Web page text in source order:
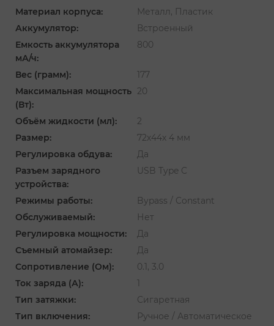
Материал корпуса:
Металл, Пластик
Аккумулятор:
Встроенный
Емкость аккумулятора
мА/ч:
800
Вес (грамм):
177
Максимальная мощность
(Вт):
20
Объём жидкости (мл):
2
Размер:
72х44х 4 мм
Регулировка обдува:
Да
Разъем зарядного
устройства:
USB Type C
Режимы работы:
Bypass / Constant
Обслуживаемый:
Нет
Регулировка мощности:
Да
Съемный атомайзер:
Да
Сопротивление (Ом):
0.1, 3.0
Ток заряда (А):
1
Тип затяжки:
Сигаретная
Тип включения:
Ручное / Автоматическое